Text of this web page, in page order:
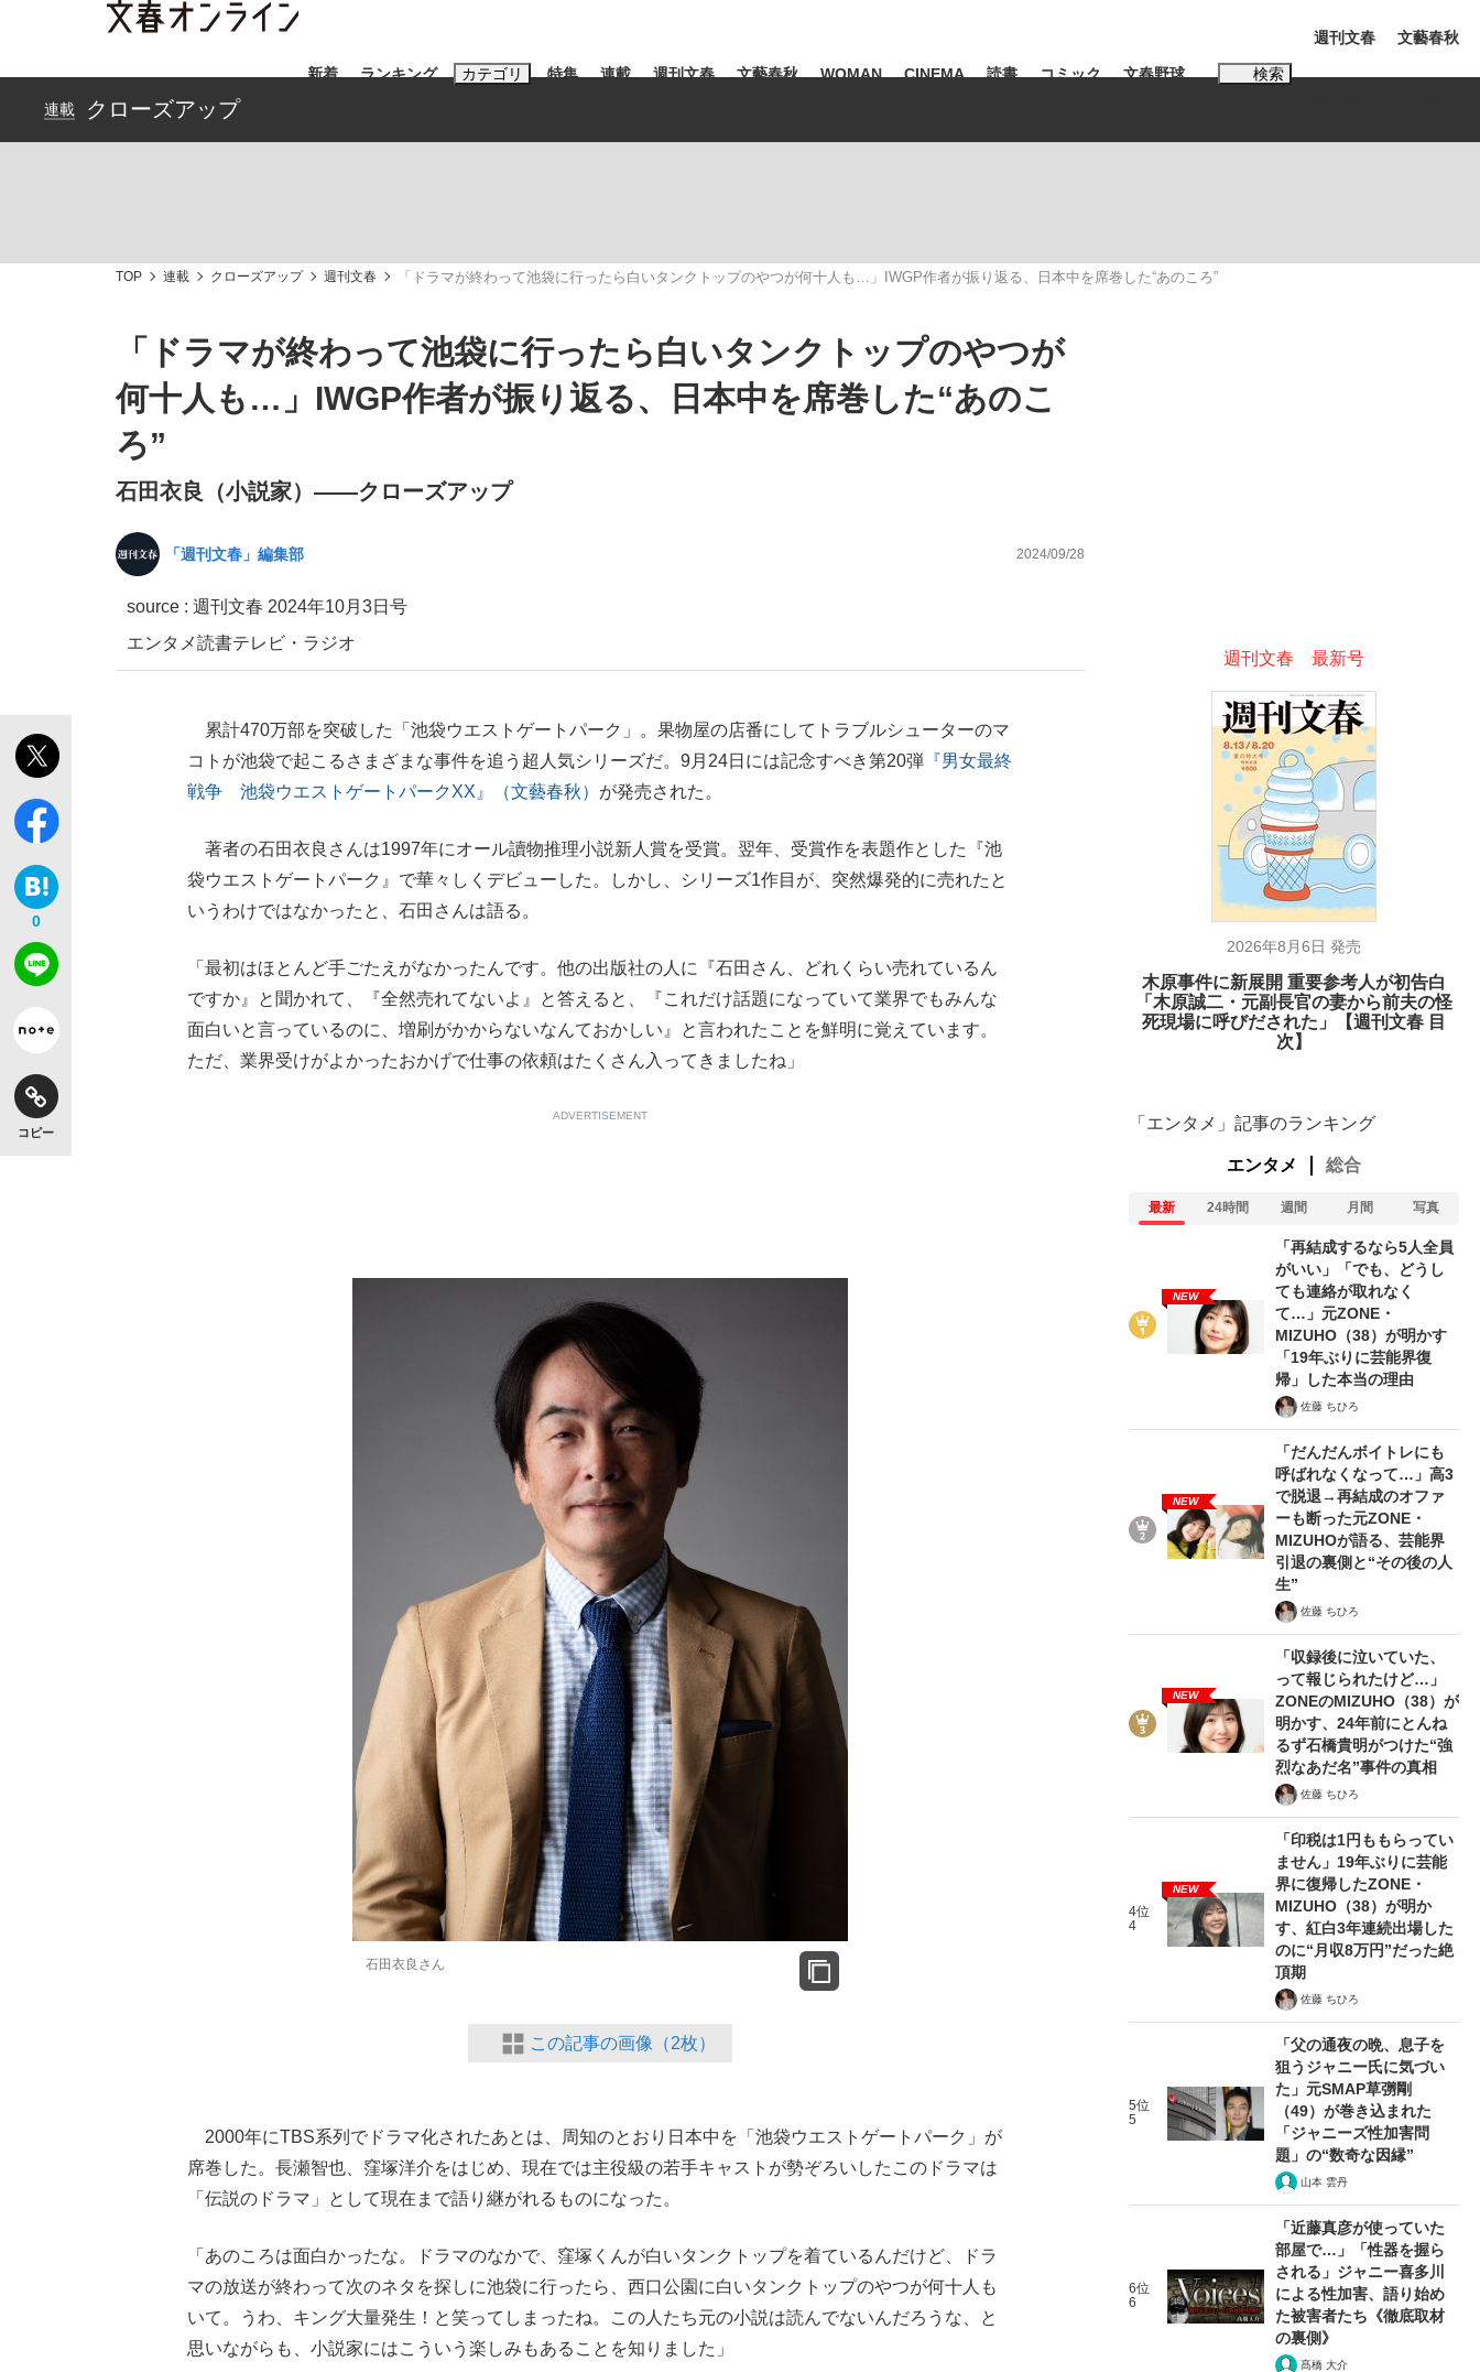
新着 ランキング カテゴリ
「90%は失敗する。でも…」本田圭佑が初めて明かした日本代表監督に... 「最悪の空気のまま解散」WBC日本代表“敗戦”の真実 選手が明かす...
「クマが悪者扱いされているのが悲しい」『北の国から』倉本聰氏（91...
「目標達成できなかったからと言って…」サッカー日本代表・森保一監督...
もっと見る
特集
終戦から81年 私のあのとき、私のいま
いまさら聞けない資産運用のすべて
連載 週刊文春 文藝春秋 WOMAN CINEMA 読書 コミック 文春野球 検索
#藤田晋 #三山凌輝 #高市早苗 #後藤真希 #森岡毅 #城彰二 #内田有紀
#松田聖子
週刊文春 文藝春秋
連載 クローズアップ
TOP 連載 クローズアップ 週刊文春 「ドラマが終わって池袋に行ったら白いタンクトップのやつが何十人も…」IWGP作者が振り返る、日本中を席巻した“あのころ”
「ドラマが終わって池袋に行ったら白いタンクトップのやつが
何十人も…」IWGP作者が振り返る、日本中を席巻した“あのこ
ろ”
石田衣良（小説家）――クローズアップ
「週刊文春」編集部 2024/09/28
source : 週刊文春 2024年10月3日号
エンタメ読書テレビ・ラジオ
0
コピー
累計470万部を突破した「池袋ウエストゲートパーク」。果物屋の店番にしてトラブルシューターのマ
コトが池袋で起こるさまざまな事件を追う超人気シリーズだ。9月24日には記念すべき第20弾 『男女最終
戦争 池袋ウエストゲートパークXX』（文藝春秋） が発売された。
著者の石田衣良さんは1997年にオール讀物推理小説新人賞を受賞。翌年、受賞作を表題作とした『池
袋ウエストゲートパーク』で華々しくデビューした。しかし、シリーズ1作目が、突然爆発的に売れたと
いうわけではなかったと、石田さんは語る。
「最初はほとんど手ごたえがなかったんです。他の出版社の人に『石田さん、どれくらい売れているん
ですか』と聞かれて、『全然売れてないよ』と答えると、『これだけ話題になっていて業界でもみんな
面白いと言っているのに、増刷がかからないなんておかしい』と言われたことを鮮明に覚えています。
ただ、業界受けがよかったおかげで仕事の依頼はたくさん入ってきましたね」
ADVERTISEMENT
石田衣良さん
この記事の画像（2枚）
2000年にTBS系列でドラマ化されたあとは、周知のとおり日本中を「池袋ウエストゲートパーク」が
席巻した。長瀬智也、窪塚洋介をはじめ、現在では主役級の若手キャストが勢ぞろいしたこのドラマは
「伝説のドラマ」として現在まで語り継がれるものになった。
「あのころは面白かったな。ドラマのなかで、窪塚くんが白いタンクトップを着ているんだけど、ドラ
マの放送が終わって次のネタを探しに池袋に行ったら、西口公園に白いタンクトップのやつが何十人も
いて。うわ、キング大量発生！と笑ってしまったね。この人たち元の小説は読んでないんだろうな、と
思いながらも、小説家にはこういう楽しみもあることを知りました」
週刊文春 最新号
2026年8月6日 発売
木原事件に新展開 重要参考人が初告白
「木原誠二・元副長官の妻から前夫の怪
死現場に呼びだされた」【週刊文春 目
次】
「エンタメ」記事のランキング
エンタメ 総合
最新 24時間 週間 月間 写真
NEW
「再結成するなら5人全員
がいい」「でも、どうし
ても連絡が取れなく
て…」元ZONE・
MIZUHO（38）が明かす
「19年ぶりに芸能界復
帰」した本当の理由
佐藤 ちひろ
NEW
「だんだんボイトレにも
呼ばれなくなって…」高3
で脱退→再結成のオファ
ーも断った元ZONE・
MIZUHOが語る、芸能界
引退の裏側と“その後の人
生”
佐藤 ちひろ
NEW
「収録後に泣いていた、
って報じられたけど…」
ZONEのMIZUHO（38）が
明かす、24年前にとんね
るず石橋貴明がつけた“強
烈なあだ名”事件の真相
佐藤 ちひろ
4位
4
NEW
「印税は1円ももらってい
ません」19年ぶりに芸能
界に復帰したZONE・
MIZUHO（38）が明か
す、紅白3年連続出場した
のに“月収8万円”だった絶
頂期
佐藤 ちひろ
5位
5
「父の通夜の晩、息子を
狙うジャニー氏に気づい
た」元SMAP草彅剛
（49）が巻き込まれた
「ジャニーズ性加害問
題」の“数奇な因縁”
山本 雲丹
6位
6
「近藤真彦が使っていた
部屋で…」「性器を握ら
される」ジャニー喜多川
による性加害、語り始め
た被害者たち《徹底取材
の裏側》
髙橋 大介